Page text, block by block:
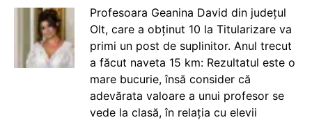
Profesoara Geanina David din județul
Olt, care a obținut 10 la Titularizare va
primi un post de suplinitor. Anul trecut
a făcut naveta 15 km: Rezultatul este o
mare bucurie, însă consider că
adevărata valoare a unui profesor se
vede la clasă, în relația cu elevii